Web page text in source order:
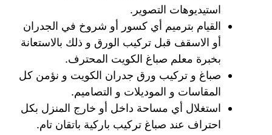
استيديوهات التصوير.
القيام بترميم أي كسور أو شروخ في الجدران
أو الاسقف قبل تركيب الورق و ذلك بالاستعانة
بخبرة معلم صباغ الكويت المحترف.
صباغ و تركيب ورق جدران الكويت و نؤمن كل
المقاسات و الموديلات و التصاميم.
استغلال أي مساحة داخل أو خارج المنزل بكل
احتراف عند صباغ تركيب باركية باتقان تام.